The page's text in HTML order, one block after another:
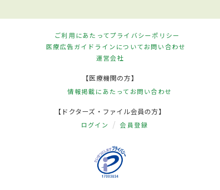
ご利用にあたってプライバシーポリシー
医療広告ガイドラインについてお問い合わせ
運営会社
【医療機関の方】
情報掲載にあたって お問い合わせ
【ドクターズ・ファイル会員の方】
ログイン 会員登録